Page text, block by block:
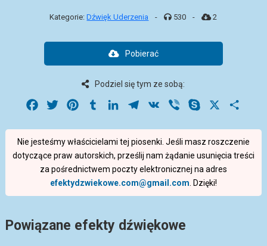
Kategorie:Dźwięk Uderzenia - 530 - 2
Pobierać
Podziel się tym ze sobą:
Facebook
Twitter PinterestTumblrLinkedInTelegram
VK Viber Skype
Nie jesteśmy właścicielami tej piosenki. Jeśli masz roszczenie
dotyczące praw autorskich, prześlij nam żądanie usunięcia treści
za pośrednictwem poczty elektronicznej na adres
efektydzwiekowe.com@gmail.com . Dzięki!
Powiązane efekty dźwiękowe